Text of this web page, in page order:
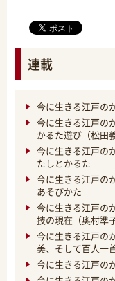
連載
今に生きる江戸
今に生きる江戸
かるた遊び（松田
今に生きる江戸
たしとかるた
今に生きる江戸
あそびかた
今に生きる江戸
技の現在（奥村準
今に生きる江戸
美、そして百人一
今に生きる江戸の